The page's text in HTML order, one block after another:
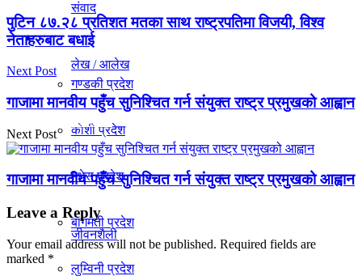
प्रदेश
गण्डकी प्रदेश
काेशी प्रदेश
मधेस प्रदेश
बागमती प्रदेश
लुम्विनी प्रदेश
संवाद
लेख / आलेख
खेलकुद समाचार
विविध
जीवनशैली
पुटिन ८७.२८ प्रतिशत मतका साथ राष्ट्रपतिमा विजयी, विश्व
नेताहरुबाट बधाई
Next Post
गाजामा मानवीय पहुँच सुनिश्चित गर्न संयुक्त राष्ट्र प्रमुखको आह्वान
Next Post
गाजामा मानवीय पहुँच सुनिश्चित गर्न संयुक्त राष्ट्र प्रमुखको आह्वान
Leave a Reply
Your email address will not be published. Required fields are
marked *